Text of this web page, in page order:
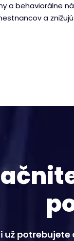
a behaviorálne
a znižujú
už